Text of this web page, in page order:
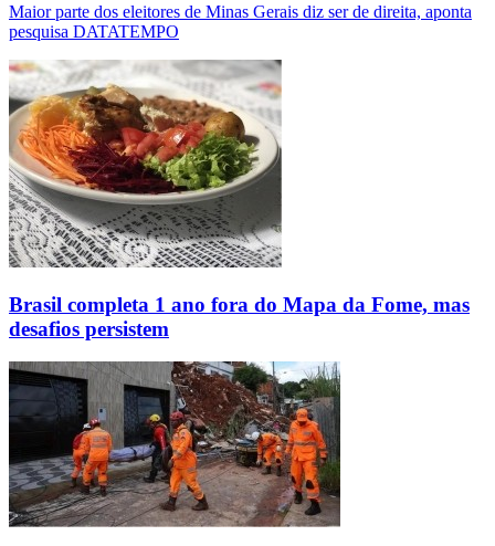
Maior parte dos eleitores de Minas Gerais diz ser de direita, aponta
pesquisa DATATEMPO
Brasil completa 1 ano fora do Mapa da Fome, mas
desafios persistem